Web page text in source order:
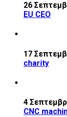
26
EU CEO
17
charity
4
CNC